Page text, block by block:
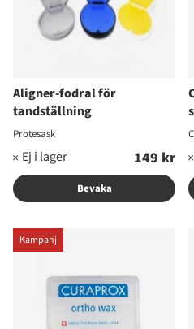
Aligner-fodral för
tandställning
Protesask
149 kr
Bevaka
Kampanj